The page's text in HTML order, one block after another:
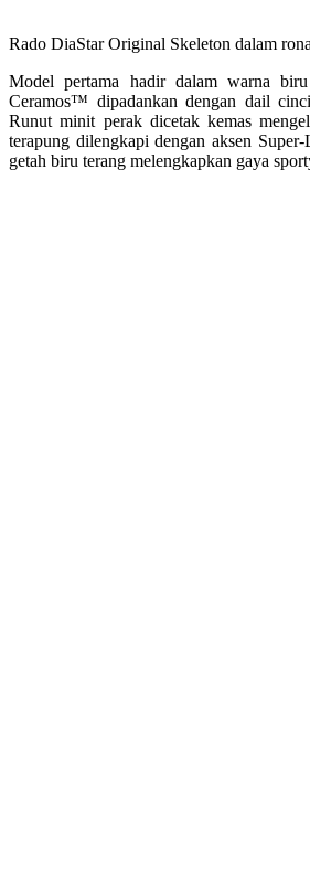
Rado DiaStar Original Skeleton dalam
Model pertama hadir dalam warna
Ceramos™ dipadankan dengan dail
Runut minit perak dicetak kemas
terapung dilengkapi dengan aksen
getah biru terang melengkapkan gaya